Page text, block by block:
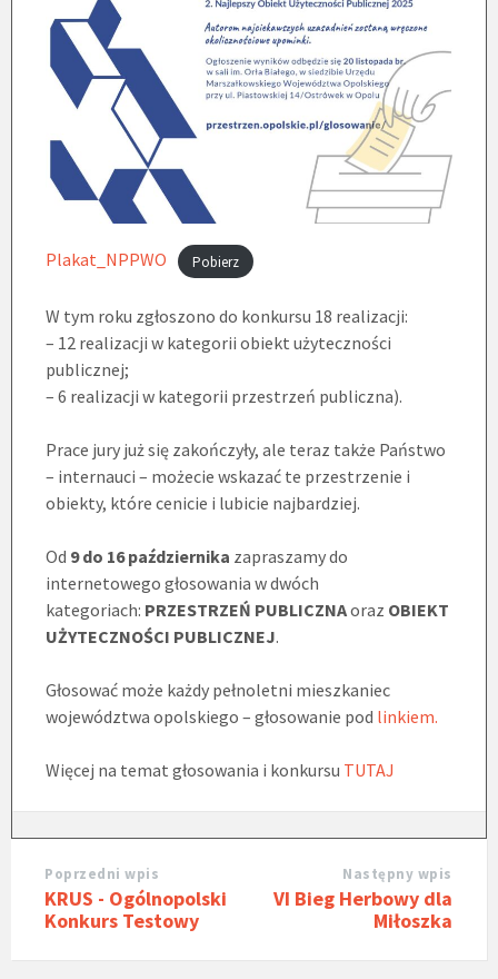
Plakat_NPPWO Pobierz
W tym roku zgłoszono do konkursu 18 realizacji:
– 12 realizacji w kategorii obiekt użyteczności
publicznej;
– 6 realizacji w kategorii przestrzeń publiczna).
Prace jury już się zakończyły, ale teraz także Państwo
– internauci – możecie wskazać te przestrzenie i
obiekty, które cenicie i lubicie najbardziej.
Od 9 do 16 października zapraszamy do
internetowego głosowania w dwóch
kategoriach: PRZESTRZEŃ PUBLICZNAoraz OBIEKT
UŻYTECZNOŚCI PUBLICZNEJ.
Głosować może każdy pełnoletni mieszkaniec
województwa opolskiego – głosowanie pod linkiem.
Więcej na temat głosowania i konkursu TUTAJ
Poprzedni wpis
KRUS - Ogólnopolski
Konkurs Testowy
Następny wpis
VI Bieg Herbowy dla
Miłoszka